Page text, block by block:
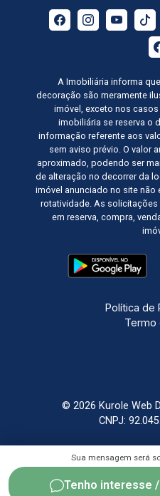
Sua mensagem será
Tenho interesse
A Imobiliária informa
decoração são meramente
imóvel, exceto nos
imobiliária se reserva o
informação referente aos
sem aviso prévio. O valor
aproximado, podendo ser
de alteração no decorrer da
imóvel anunciado no site
rotatividade. As
em reserva, compra,
Política de
Termo
© 2026 Kurole Web
CNPJ: